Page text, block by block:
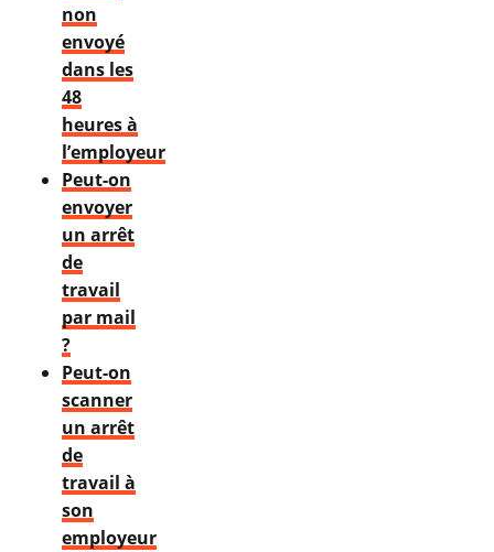
non
envoyé
dans les
48
heures à
l’employeur
Peut-on
envoyer
un arrêt
de
travail
par mail
?
Peut-on
scanner
un arrêt
de
travail à
son
employeur